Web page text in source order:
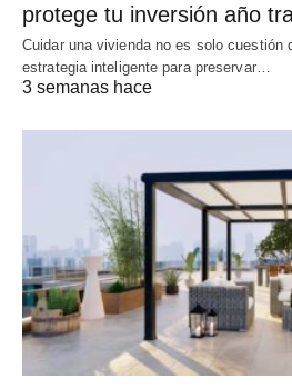
protege tu inversión año
Cuidar una vivienda no es solo cuestión
estrategia inteligente para preservar…
3 semanas hace